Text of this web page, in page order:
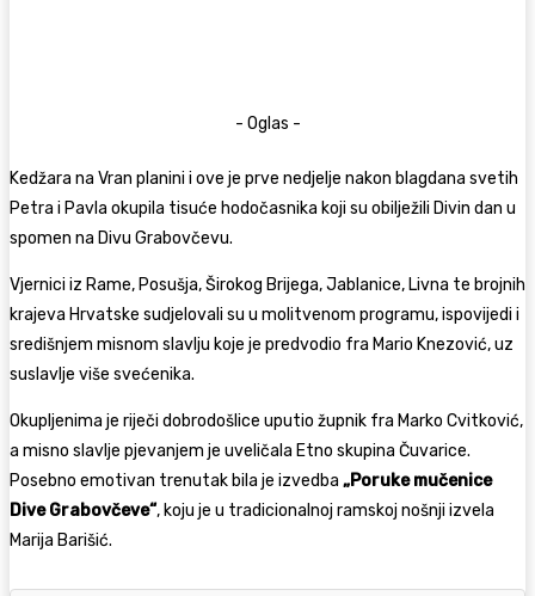
- Oglas -
Kedžara na Vran planini i ove je prve nedjelje nakon blagdana svetih
Petra i Pavla okupila tisuće hodočasnika koji su obilježili Divin dan u
spomen na Divu Grabovčevu.
Vjernici iz Rame, Posušja, Širokog Brijega, Jablanice, Livna te brojnih
krajeva Hrvatske sudjelovali su u molitvenom programu, ispovijedi i
središnjem misnom slavlju koje je predvodio fra Mario Knezović, uz
suslavlje više svećenika.
Okupljenima je riječi dobrodošlice uputio župnik fra Marko Cvitković,
a misno slavlje pjevanjem je uveličala Etno skupina Čuvarice.
Posebno emotivan trenutak bila je izvedba „Poruke mučenice
Dive Grabovčeve“, koju je u tradicionalnoj ramskoj nošnji izvela
Marija Barišić.